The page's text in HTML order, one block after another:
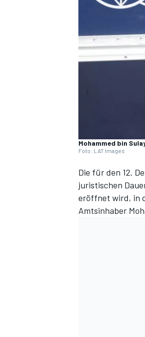
Mohammed bin
Foto: LAT Images
Die für den 12.
juristischen
eröffnet wird, in
Amtsinhaber